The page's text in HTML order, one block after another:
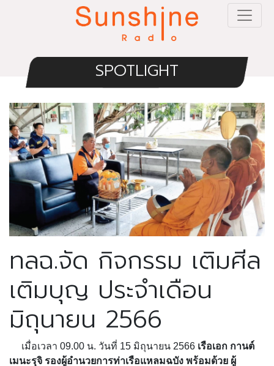
SPOTLIGHT
ทลฉ.จัด กิจกรรม เติมศีล
เติมบุญ ประจำเดือน
มิถุนายน 2566
เมื่อเวลา 09.00 น. วันที่ 15 มิถุนายน 2566 เรือเอก กานต์
เมนะรุจิ รองผู้อำนวยการท่าเรือแหลมฉบัง พร้อมด้วย ผู้